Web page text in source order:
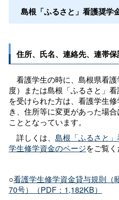
島根「ふるさと」看護奨学
住所、氏名、連絡先、連帯
看護学生の時に、島根県看
度）または島根「ふるさと」
を受けられた方は、看護学生
き、住所等に変更があった場
こととなっています。
詳しくは、 島根「ふるさと
学生修学資金のページをご覧く
○看護学生修学資金貸与規則（
70号）（PDF：1,182KB）